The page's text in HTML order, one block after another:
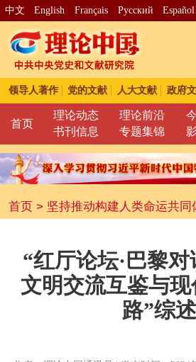
中文 English Français Pусский Español
领导人著作 党的文献 人大文献 政府
首页
理论动态 理论前沿
书刊信息
专题集锦
首页> 坚持推动构建人类命运共同
“红厅论坛·巴黎
文明交流互鉴与
路”综述